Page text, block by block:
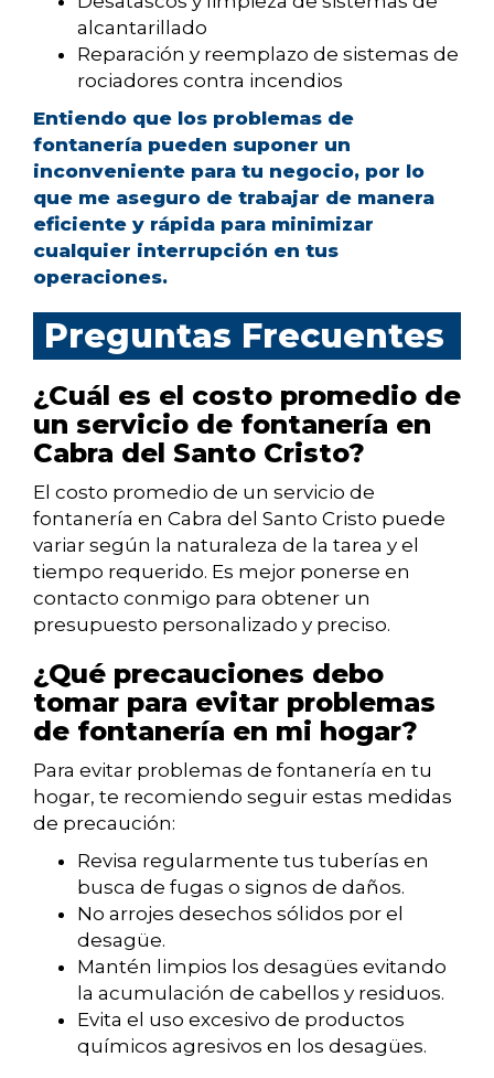
alcantarillado
Reparación y reemplazo de sistemas de
rociadores contra incendios
Entiendo que los problemas de
fontanería pueden suponer un
inconveniente para tu negocio, por lo
que me aseguro de trabajar de manera
eficiente y rápida para minimizar
cualquier interrupción en tus
operaciones.
Preguntas Frecuentes
¿Cuál es el costo promedio de
un servicio de fontanería en
Cabra del Santo Cristo?
El costo promedio de un servicio de
fontanería en Cabra del Santo Cristo puede
variar según la naturaleza de la tarea y el
tiempo requerido. Es mejor ponerse en
contacto conmigo para obtener un
presupuesto personalizado y preciso.
¿Qué precauciones debo
tomar para evitar problemas
de fontanería en mi hogar?
Para evitar problemas de fontanería en tu
hogar, te recomiendo seguir estas medidas
de precaución:
Revisa regularmente tus tuberías en
busca de fugas o signos de daños.
No arrojes desechos sólidos por el
desagüe.
Mantén limpios los desagües evitando
la acumulación de cabellos y residuos.
Evita el uso excesivo de productos
químicos agresivos en los desagües.